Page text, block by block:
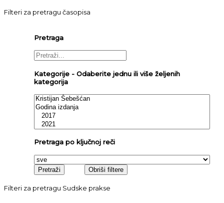
Filteri za pretragu časopisa
Pretraga
Kategorije - Odaberite jednu ili više željenih
kategorija
Pretraga po ključnoj reči
Filteri za pretragu Sudske prakse